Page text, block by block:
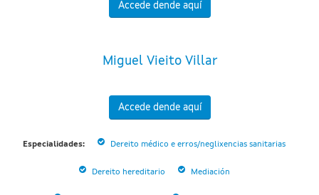
Accede dende aquí
Miguel Vieito Villar
Accede dende aquí
Especialidades: Dereito médico e erros/neglixencias sanitarias
Dereito hereditario Mediación